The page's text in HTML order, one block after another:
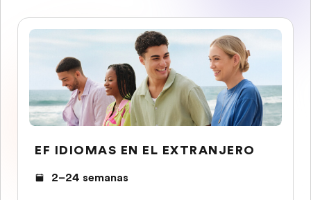
EF IDIOMAS EN EL EXTRANJERO
2–24 semanas